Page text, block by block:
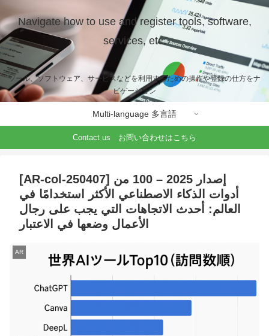
Navigate how to use and register tools, software,
services, etc.
ツール、ソフトウェア、サービスなどを利用するための操作や登録の仕方をナ
ビゲーション
Multi-language 多言語
Contact us お問い合わせはこちら
[AR-col-250407] إصدار 2025 – 100 من
أدوات الذكاء الاصطناعي الأكثر استخدامًا في
العالم: أحدث الاتجاهات التي يجب على رجال
الأعمال وضعها في الاعتبار
AR